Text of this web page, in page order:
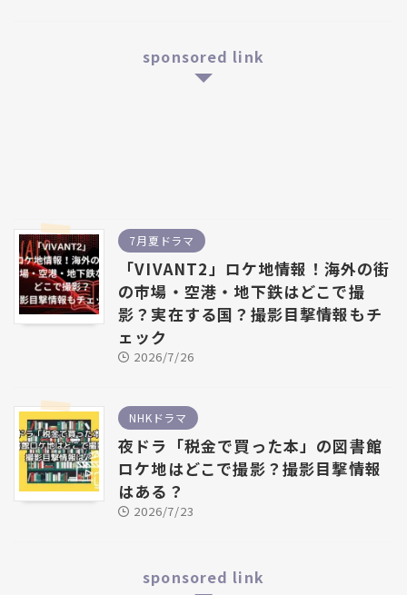
sponsored link
7月夏ドラマ
「VIVANT2」ロケ地情報！海外の街
の市場・空港・地下鉄はどこで撮
影？実在する国？撮影目撃情報もチ
ェック
2026/7/26
NHKドラマ
夜ドラ「税金で買った本」の図書館
ロケ地はどこで撮影？撮影目撃情報
はある？
2026/7/23
sponsored link